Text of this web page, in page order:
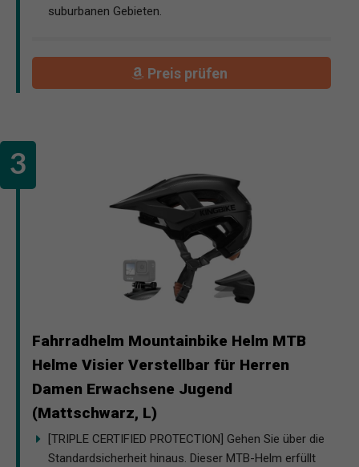
suburbanen Gebieten.
Preis prüfen
Fahrradhelm Mountainbike Helm MTB
Helme Visier Verstellbar für Herren
Damen Erwachsene Jugend
(Mattschwarz, L)
[TRIPLE CERTIFIED PROTECTION] Gehen Sie über die
Standardsicherheit hinaus. Dieser MTB-Helm erfüllt